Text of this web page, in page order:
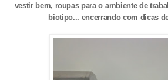
vestir bem, roupas para o ambiente de
biotipo... encerrando com dicas